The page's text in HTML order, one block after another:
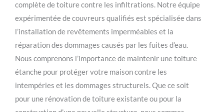
complète de toiture contre les infiltrations. Notre équipe
expérimentée de couvreurs qualifiés est spécialisée dans
l’installation de revêtements imperméables et la
réparation des dommages causés par les fuites d’eau.
Nous comprenons l’importance de maintenir une toiture
étanche pour protéger votre maison contre les
intempéries et les dommages structurels. Que ce soit
pour une rénovation de toiture existante ou pour la